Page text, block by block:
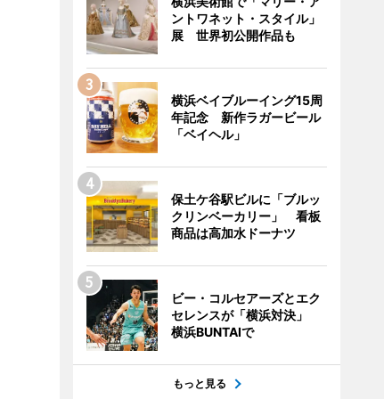
ントワネット・スタイル」
展 世界初公開作品も
横浜ベイブルーイング15周
年記念 新作ラガービール
「ベイヘル」
保土ケ谷駅ビルに「ブルッ
クリンベーカリー」 看板
商品は高加水ドーナツ
ビー・コルセアーズとエク
セレンスが「横浜対決」
横浜BUNTAIで
もっと見る